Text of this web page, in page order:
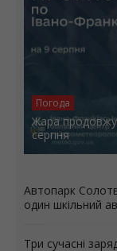
Погода
Жара
серпня
Автопарк
один шкільний
Три сучасні